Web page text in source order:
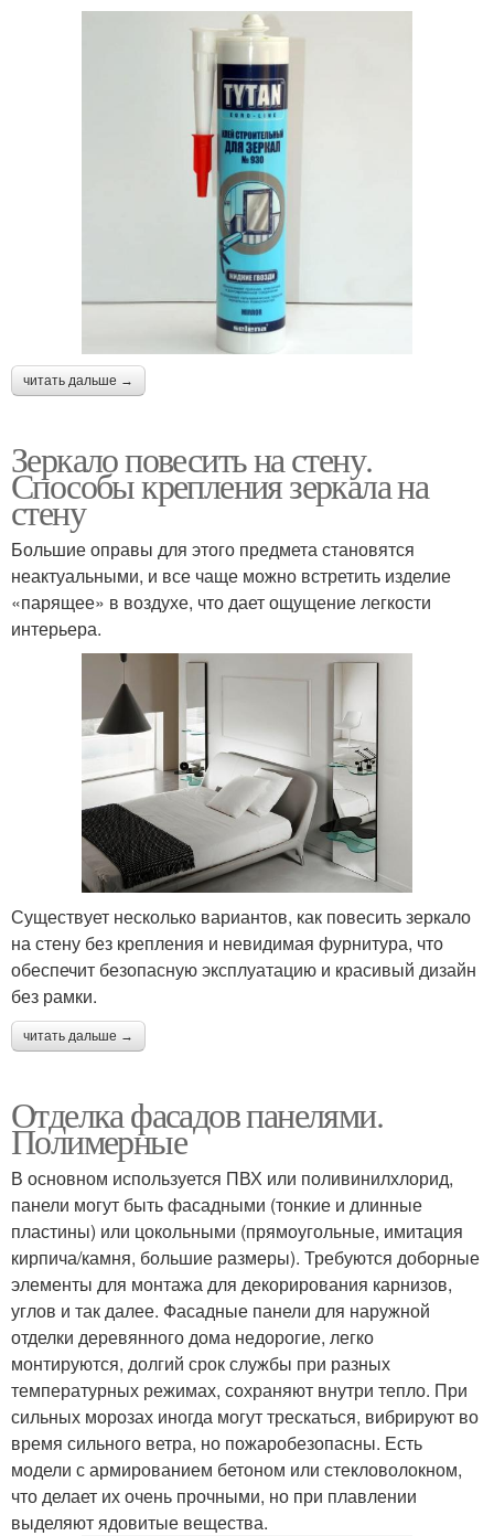
читать дальше →
Зеркало повесить на стену.
Способы крепления зеркала на
стену
Большие оправы для этого предмета становятся
неактуальными, и все чаще можно встретить изделие
«парящее» в воздухе, что дает ощущение легкости
интерьера.
Существует несколько вариантов, как повесить зеркало
на стену без крепления и невидимая фурнитура, что
обеспечит безопасную эксплуатацию и красивый дизайн
без рамки.
читать дальше →
Отделка фасадов панелями.
Полимерные
В основном используется ПВХ или поливинилхлорид,
панели могут быть фасадными (тонкие и длинные
пластины) или цокольными (прямоугольные, имитация
кирпича/камня, большие размеры). Требуются доборные
элементы для монтажа для декорирования карнизов,
углов и так далее. Фасадные панели для наружной
отделки деревянного дома недорогие, легко
монтируются, долгий срок службы при разных
температурных режимах, сохраняют внутри тепло. При
сильных морозах иногда могут трескаться, вибрируют во
время сильного ветра, но пожаробезопасны. Есть
модели с армированием бетоном или стекловолокном,
что делает их очень прочными, но при плавлении
выделяют ядовитые вещества.